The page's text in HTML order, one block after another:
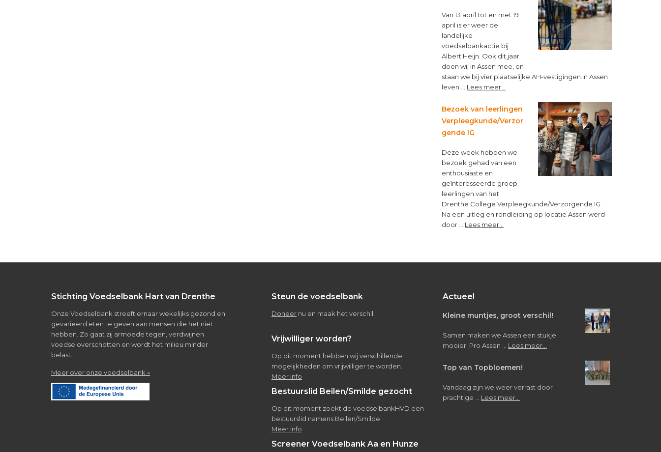
Van 13 april tot en met 19
april is er weer de
landelijke
voedselbankactie bij
Albert Heijn. Ook dit jaar
doen wij in Assen mee, en
staan we bij vier plaatselijke AH-vestigingen.In Assen
leven … Lees meer...
een
Bezoek van leerlingen
Verpleegkunde/Verzor
gende IG
Deze week hebben we
bezoek gehad van een
enthousiaste en
geïnteresseerde groep
leerlingen van het
Drenthe College Verpleegkunde/Verzorgende IG.
Na een uitleg en rondleiding op locatie Assen werd
door … Lees meer...
Stichting Voedselbank Hart van Drenthe
Onze Voedselbank streeft ernaar wekelijks gezond en
gevarieerd eten te geven aan mensen die het niet
hebben. Zo gaat zij armoede tegen, verdwijnen
voedseloverschotten en wordt het milieu minder
belast.
Meer over onze voedselbank »about
Steun de voedselbank
Doneer nu en maak het verschil!
Vrijwilliger worden?
Op dit moment hebben wij verschillende
mogelijkheden om vrijwilliger te worden.
Meer info
Bestuurslid Beilen/Smilde gezocht
Op dit moment zoekt de voedselbankHVD een
bestuurslid namens Beilen/Smilde.
Meer info
Screener Voedselbank Aa en Hunze
Actueel
Kleine muntjes, groot verschil!
Samen maken we Assen een stukje
mooier. Pro Assen … Lees meer...
verschil!
Top van Topbloemen!
Vandaag zijn we weer verrast door
prachtige … Lees meer...